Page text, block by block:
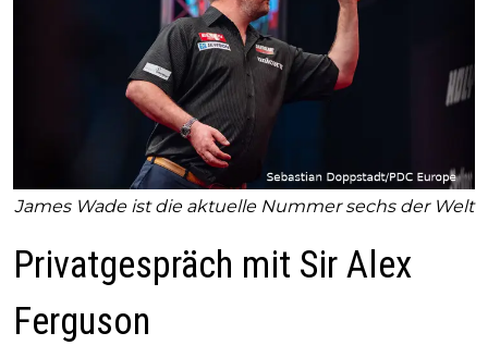
James Wade ist die aktuelle Nummer sechs der Welt
Privatgespräch mit Sir Alex
Ferguson